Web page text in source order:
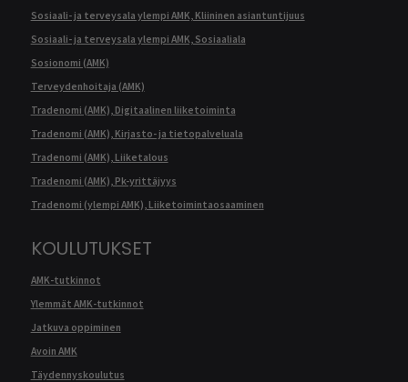
Sosiaali- ja terveysala ylempi AMK, Kliininen asiantuntijuus
Sosiaali- ja terveysala ylempi AMK, Sosiaaliala
Sosionomi (AMK)
Terveydenhoitaja (AMK)
Tradenomi (AMK), Digitaalinen liiketoiminta
Tradenomi (AMK), Kirjasto- ja tietopalveluala
Tradenomi (AMK), Liiketalous
Tradenomi (AMK), Pk-yrittäjyys
Tradenomi (ylempi AMK), Liiketoimintaosaaminen
KOULUTUKSET
AMK-tutkinnot
Ylemmät AMK-tutkinnot
Jatkuva oppiminen
Avoin AMK
Täydennyskoulutus